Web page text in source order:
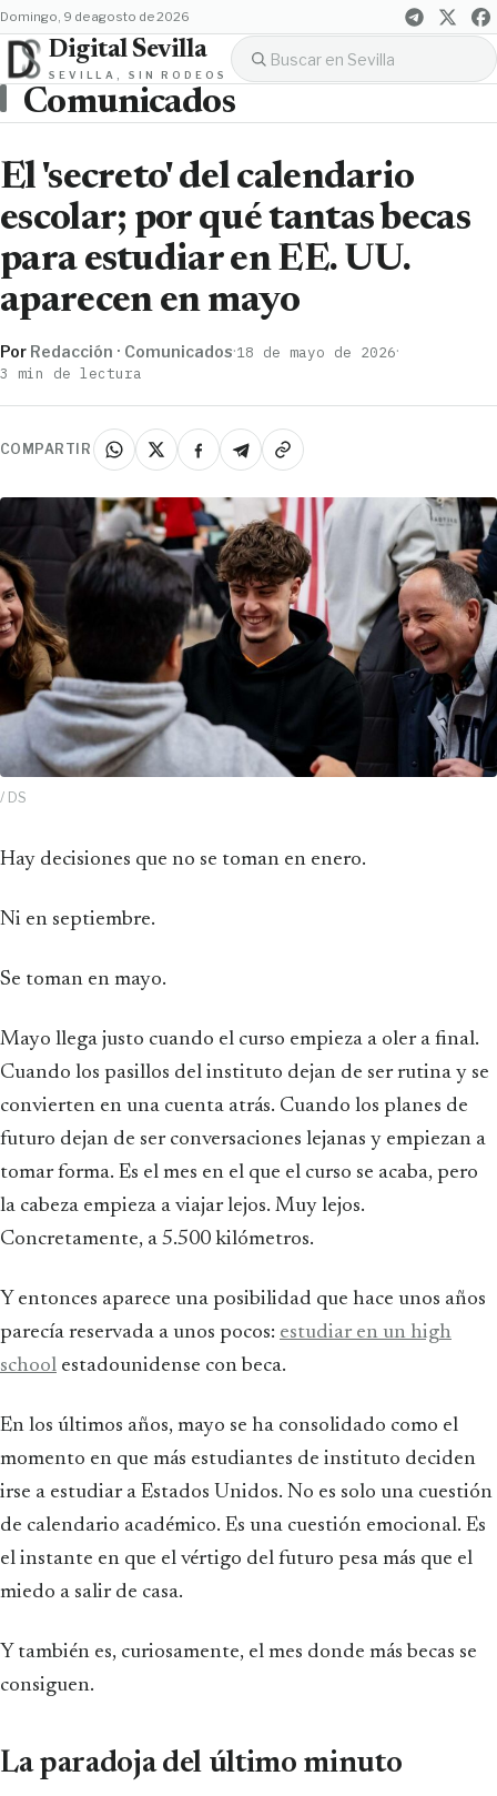
domingo, 9 de agosto de 2026
Digital Sevilla
SEVILLA, SIN RODEOS
Comunicados
El 'secreto' del calendario
escolar; por qué tantas becas
para estudiar en EE. UU.
aparecen en mayo
Por Redacción · Comunicados·18 de mayo de 2026·
3 min de lectura
COMPARTIR
/ DS
Hay decisiones que no se toman en enero.
Ni en septiembre.
Se toman en mayo.
Mayo llega justo cuando el curso empieza a oler a final.
Cuando los pasillos del instituto dejan de ser rutina y se
convierten en una cuenta atrás. Cuando los planes de
futuro dejan de ser conversaciones lejanas y empiezan a
tomar forma. Es el mes en el que el curso se acaba, pero
la cabeza empieza a viajar lejos. Muy lejos.
Concretamente, a 5.500 kilómetros.
Y entonces aparece una posibilidad que hace unos años
parecía reservada a unos pocos: estudiar en un high
school estadounidense con beca.
En los últimos años, mayo se ha consolidado como el
momento en que más estudiantes de instituto deciden
irse a estudiar a Estados Unidos. No es solo una cuestión
de calendario académico. Es una cuestión emocional. Es
el instante en que el vértigo del futuro pesa más que el
miedo a salir de casa.
Y también es, curiosamente, el mes donde más becas se
consiguen.
La paradoja del último minuto